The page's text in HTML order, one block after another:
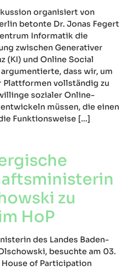
organisiert von
betonte Dr. Jonas Fegert
Informatik die
zwischen Generativer
(KI) und Online Social
dass wir, um
Plattformen vollständig zu
sozialer Online-
müssen, die einen
Funktionsweise […]
zu
HoP
des Landes Baden-
besuchte am 03.
of Participation